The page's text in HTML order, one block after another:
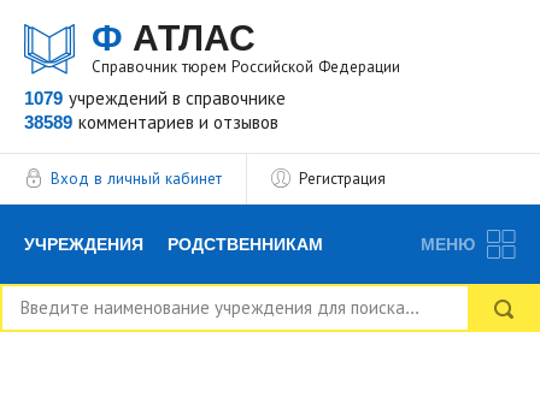
Ф АТЛАС
Справочник тюрем Российской Федерации
1079 учреждений в справочнике
38589 комментариев и отзывов
Вход в личный кабинет Регистрация
УЧРЕЖДЕНИЯ РОДСТВЕННИКАМ
НОВОСТИ БЛОГ АДВОКАТЫ
МЕНЮ